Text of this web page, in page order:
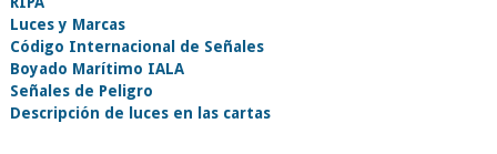
Luces y Marcas
Código Internacional de Señales
Boyado Marítimo IALA
Señales de Peligro
Descripción de luces en las cartas